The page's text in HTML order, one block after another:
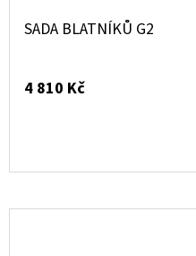
SADA BLATNÍKŮ G2
4 810 Kč